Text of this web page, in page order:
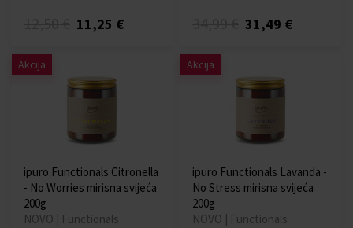
11,25 € 31,49 €
Akcija
ipuro Functionals Citronella
- No Worries mirisna svijeća
200g
NOVO | Functionals
Akcija
ipuro Functionals Lavanda -
No Stress mirisna svijeća
200g
NOVO | Functionals